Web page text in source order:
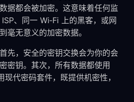
据都会被加密。这意味着任何监
、同一 Wi‑Fi 上的黑客，或网
无意义的加密数据。
先，安全的密钥交换会为你的会
密钥。其次，所有数据都使用
代密码套件，既提供机密性，